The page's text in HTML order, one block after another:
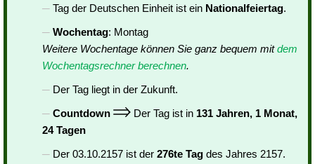
Tag der Deutschen Einheit ist ein Nationalfeiertag.
Wochentag: Montag
Weitere Wochentage können Sie ganz bequem mitdem
Wochentagsrechner berechnen.
Der Tag liegt in der Zukunft.
Countdown
Der Tag ist in 131 Jahren, 1 Monat,
24 Tagen
Der 03.10.2157 ist der 276te Tag des Jahres 2157.